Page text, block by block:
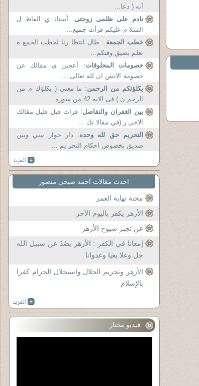
أنه ( دعا...
نادم على ظلمى زوجتى: أستاذ ي الفاظ ل
السلا م عليكم قرأت جميع...
خطب الجمعة : طال انتظا رنا لخطب الجمع ة
نعلم بضيق وقتكم...
خصومات المخلوقات: أعجبن ى مقالك عن
خصومة الانس ان لله تعالى ....
يكلؤئكم من الرحمن: ما معنى ( يكلؤك م من
الرحم ن ) فى الاية 42 من سورة...
بين الغفران والتفاضل: قرات قبل قليل مقالك
الاخي ر (في مقالا تك ...
التحريم حق لله وحده: دار حوار بيني وبين
صديق بخصوص احكام التحر يم ...
احدث مقالات آحمد صبحي منصور
محنة نهاية العمر
الأزهر يكفر باليوم الآخر
عن تجبر شيوخ الأزهر
إمعانا في الكفر : الأزهر يصُدّ عن سبيل الله
جل وعلا بغيا وعدوانا
الأزهر وتحريم الحلال واستحلال الحرام كفرا
بالإسلام
فيديو مختار